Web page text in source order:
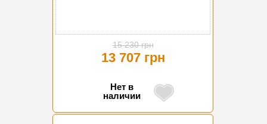
15 230 грн
13 707 грн
Нет в
наличии